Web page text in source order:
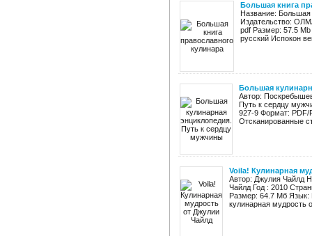
Большая книга
Название: Большая
Издательство:
pdf Размер: 57.5 Мb
русский Испокон
Большая
Автор:
Путь к сердцу
927-9 Формат: PDF/
Отсканированные
Voila! Кулинарная
Автор: Джулия Чайлд
Чайлд Год : 2010
Размер: 64.7 Мб Язык:
кулинарная мудрость